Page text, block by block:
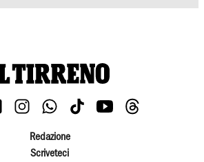
Redazione
Scriveteci